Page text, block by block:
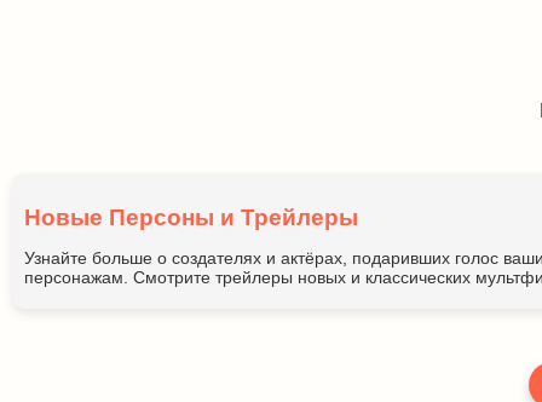
Новые Персоны и Трейлеры
Узнайте больше о создателях и актёрах, подаривших голос
персонажам. Смотрите трейлеры новых и классических